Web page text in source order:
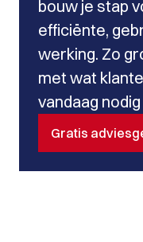
bouw je stap
efficiënte,
werking. Zo
met wat
vandaag
Gratis